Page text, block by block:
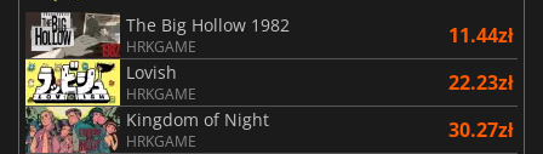
The Big Hollow 1982
HRKGAME 11.44zł
Lovish
HRKGAME 22.23zł
Kingdom of Night
HRKGAME 30.27zł